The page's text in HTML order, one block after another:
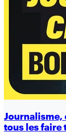
Journalisme,
tous les faire